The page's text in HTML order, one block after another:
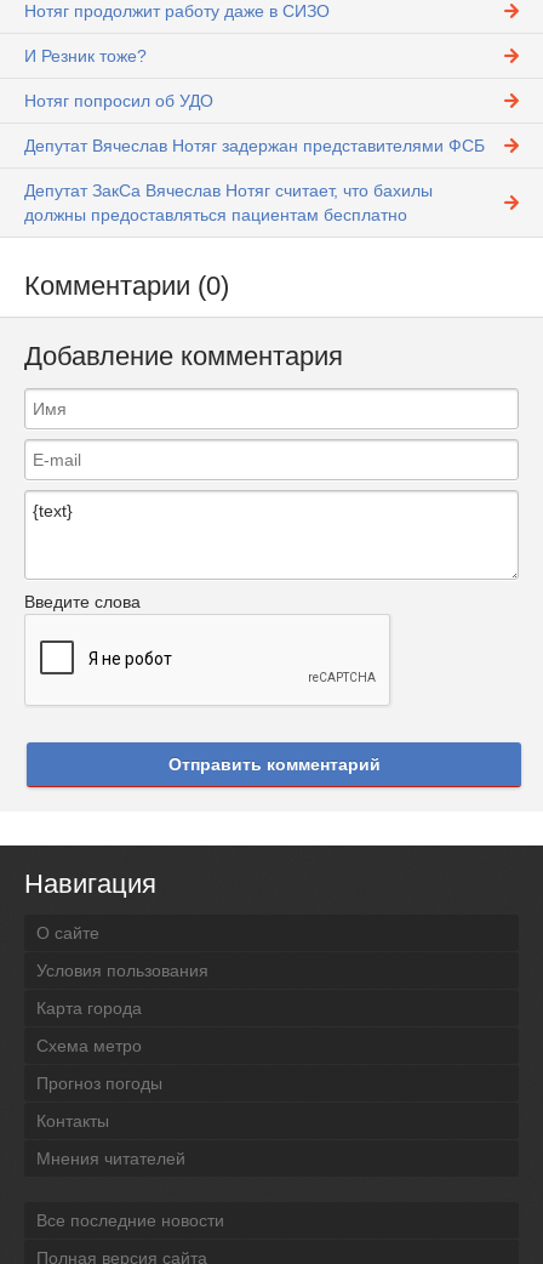
Нотяг продолжит работу даже в СИЗО
И Резник тоже?
Нотяг попросил об УДО
Депутат Вячеслав Нотяг задержан представителями ФСБ
Депутат ЗакСа Вячеслав Нотяг считает, что бахилы
должны предоставляться пациентам бесплатно
Комментарии (0)
Добавление комментария
Введите слова
Отправить комментарий
Навигация
О сайте
Условия пользования
Карта города
Схема метро
Прогноз погоды
Контакты
Мнения читателей
Все последние новости
Полная версия сайта